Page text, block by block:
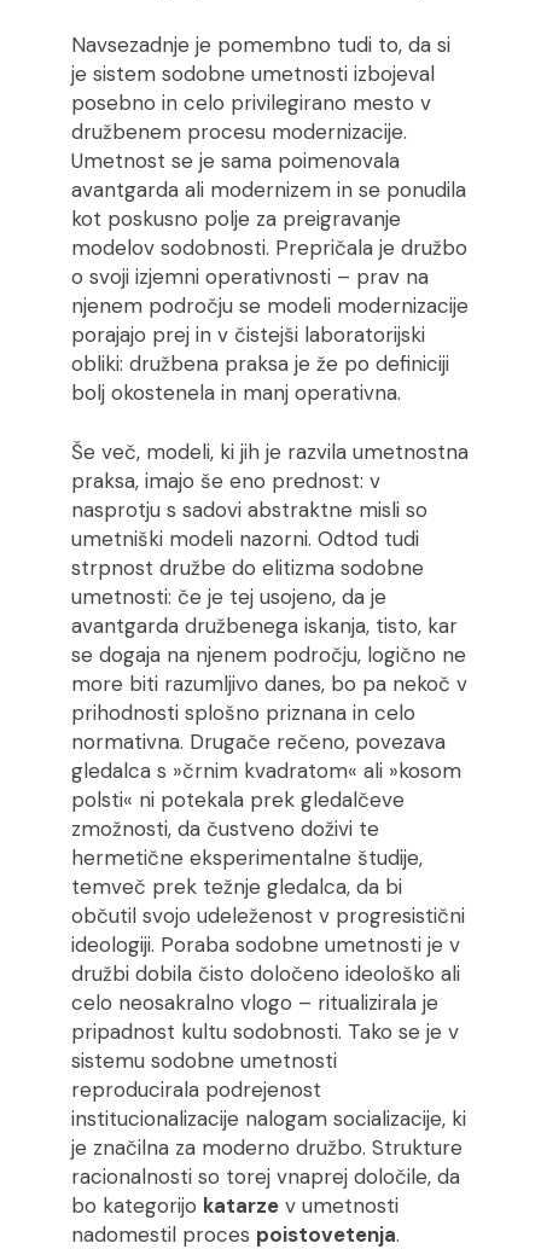
Navsezadnje je pomembno tudi to, da si
je sistem sodobne umetnosti izbojeval
posebno in celo privilegirano mesto v
družbenem procesu modernizacije.
Umetnost se je sama poimenovala
avantgarda ali modernizem in se ponudila
kot poskusno polje za preigravanje
modelov sodobnosti. Prepričala je družbo
o svoji izjemni operativnosti – prav na
njenem področju se modeli modernizacije
porajajo prej in v čistejši laboratorijski
obliki: družbena praksa je že po definiciji
bolj okostenela in manj operativna.
Še več, modeli, ki jih je razvila umetnostna
praksa, imajo še eno prednost: v
nasprotju s sadovi abstraktne misli so
umetniški modeli nazorni. Odtod tudi
strpnost družbe do elitizma sodobne
umetnosti: če je tej usojeno, da je
avantgarda družbenega iskanja, tisto, kar
se dogaja na njenem področju, logično ne
more biti razumljivo danes, bo pa nekoč v
prihodnosti splošno priznana in celo
normativna. Drugače rečeno, povezava
gledalca s »črnim kvadratom« ali »kosom
polsti« ni potekala prek gledalčeve
zmožnosti, da čustveno doživi te
hermetične eksperimentalne študije,
temveč prek težnje gledalca, da bi
občutil svojo udeleženost v progresistični
ideologiji. Poraba sodobne umetnosti je v
družbi dobila čisto določeno ideološko ali
celo neosakralno vlogo – ritualizirala je
pripadnost kultu sodobnosti. Tako se je v
sistemu sodobne umetnosti
reproducirala podrejenost
institucionalizacije nalogam socializacije, ki
je značilna za moderno družbo. Strukture
racionalnosti so torej vnaprej določile, da
bo kategorijo katarzev umetnosti
nadomestil proces poistovetenja.